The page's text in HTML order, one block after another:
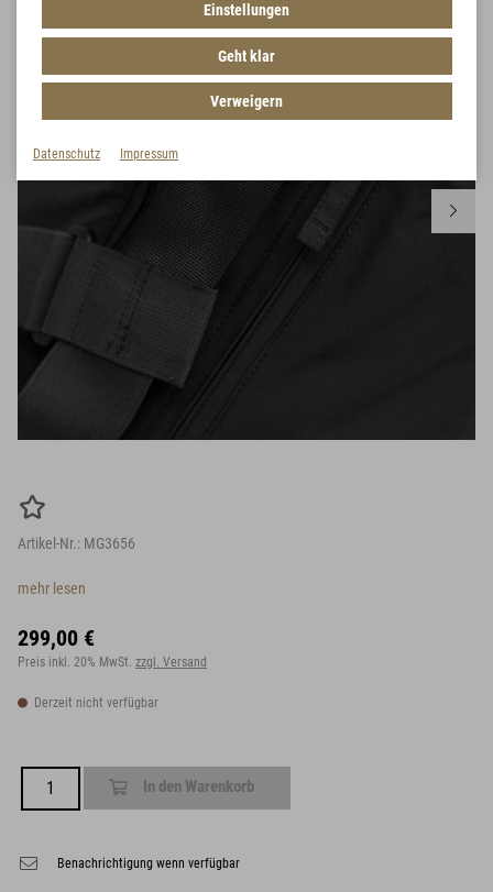
Artikel-Nr.: MG3656
mehr lesen
299,00 €
Preis inkl. 20% MwSt. zzgl. Versand
Derzeit nicht verfügbar
In den Warenkorb
Benachrichtigung wenn verfügbar
Einstellungen
Geht klar
Verweigern
Datenschutz Impressum